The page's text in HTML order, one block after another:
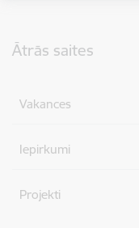
Ātrās saites
Vakances
Iepirkumi
Projekti